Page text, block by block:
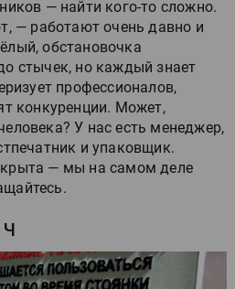
— найти кого-то сложно.
— работают очень давно и
обстановочка
стычек, но каждый знает
профессионалов,
конкуренции. Может,
У нас есть менеджер,
и упаковщик.
— мы на самом деле